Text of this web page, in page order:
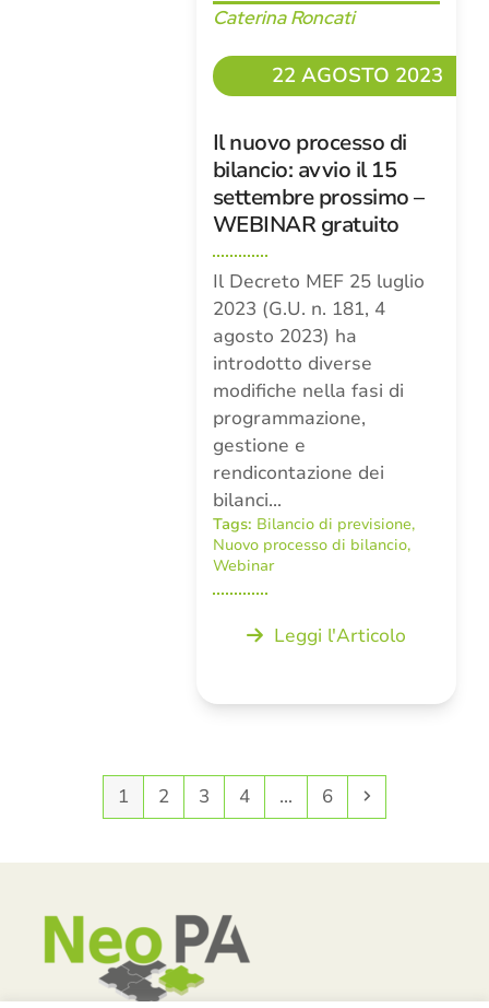
Caterina Roncati
22 AGOSTO 2023
Il nuovo processo di
bilancio: avvio il 15
settembre prossimo –
WEBINAR gratuito
Il Decreto MEF 25 luglio
2023 (G.U. n. 181, 4
agosto 2023) ha
introdotto diverse
modifiche nella fasi di
programmazione,
gestione e
rendicontazione dei
bilanci…
Tags: Bilancio di previsione,
Nuovo processo di bilancio,
Webinar
Leggi l'Articolo
Pagina
1 Pagina
2 Pagina
3 Pagina
4 … Pagina
6